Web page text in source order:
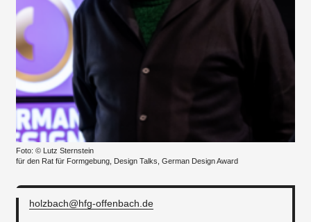
Foto: © Lutz Sternstein
für den Rat für Formgebung, Design Talks, German Design Award
holzbach@hfg-offenbach.de